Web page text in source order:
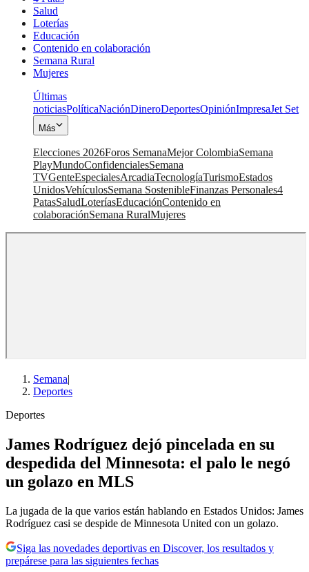
Salud
Loterías
Educación
Contenido en colaboración
Semana Rural
Mujeres
Últimas
noticiasPolíticaNaciónDineroDeportesOpiniónImpresaJet Set
Más
Elecciones 2026Foros SemanaMejor ColombiaSemana
PlayMundoConfidencialesSemana
TVGenteEspecialesArcadiaTecnologíaTurismoEstados
UnidosVehículosSemana SostenibleFinanzas Personales4
PatasSaludLoteríasEducaciónContenido en
colaboraciónSemana RuralMujeres
Semana|
Deportes
Deportes
James Rodríguez dejó pincelada en su
despedida del Minnesota: el palo le negó
un golazo en MLS
La jugada de la que varios están hablando en Estados Unidos: James
Rodríguez casi se despide de Minnesota United con un golazo.
Siga las novedades deportivas en Discover, los resultados y
prepárese para las siguientes fechas